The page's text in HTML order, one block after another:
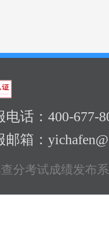
电话：400-677-
邮箱：
分考试成绩发布